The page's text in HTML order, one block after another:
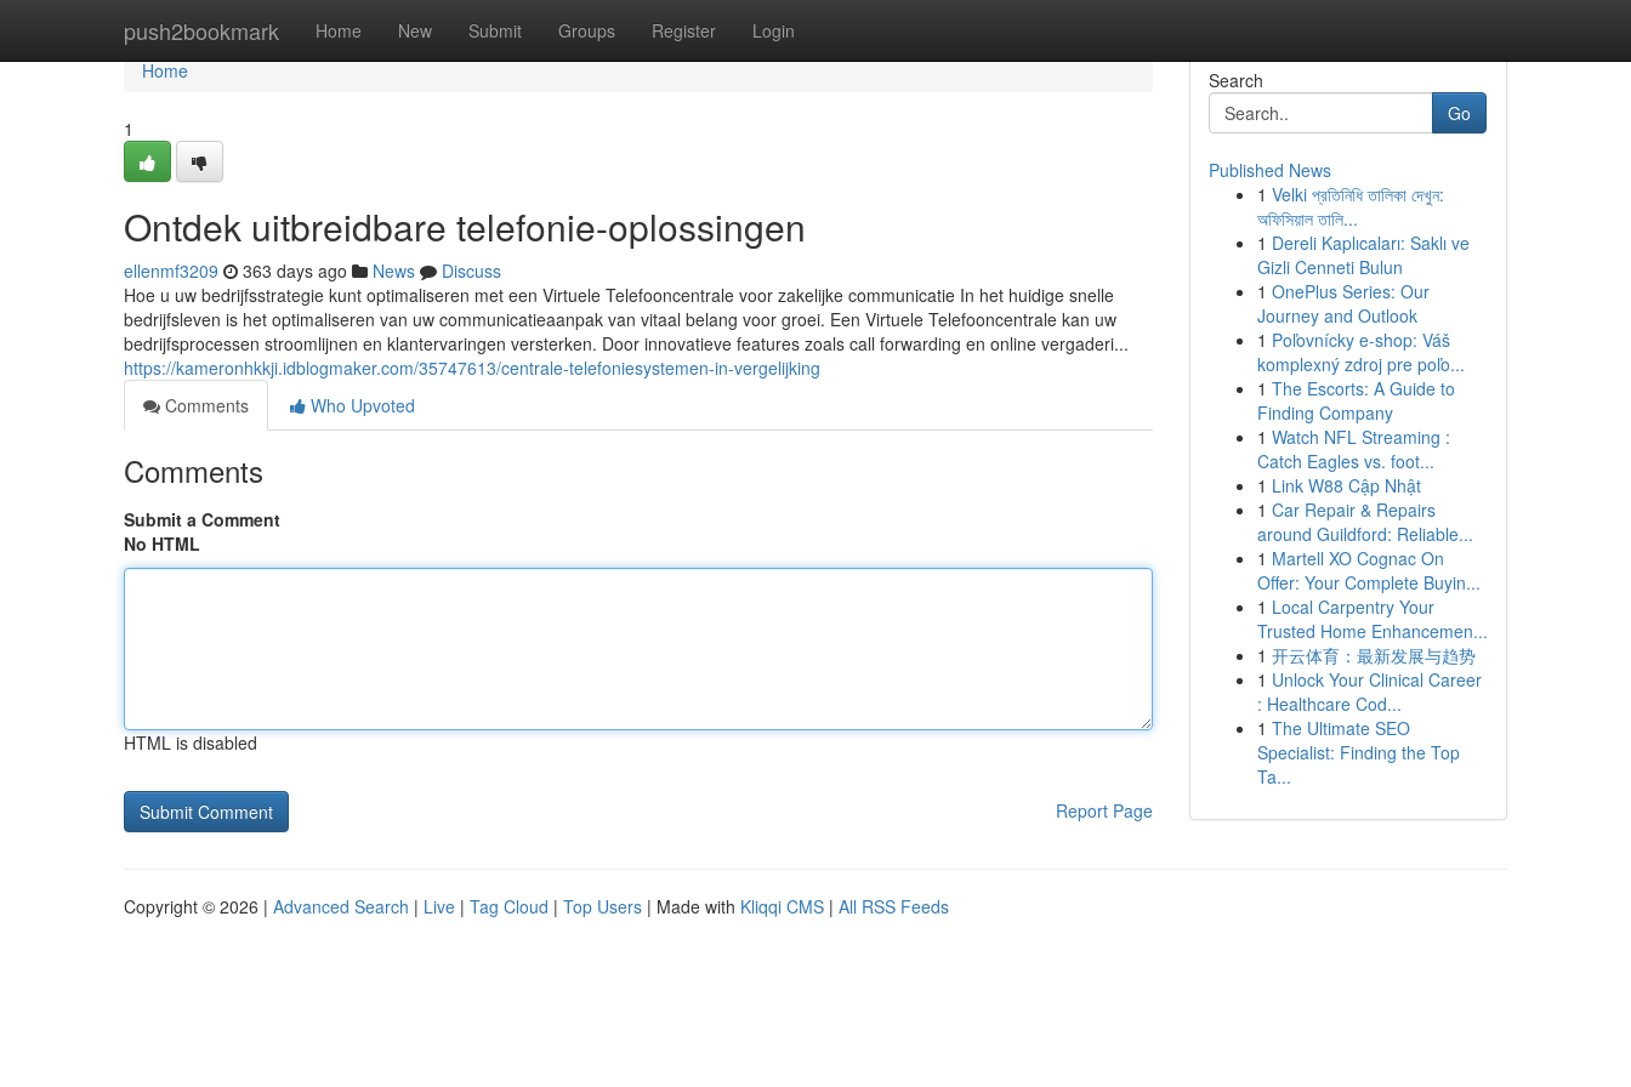
push2bookmark Home New Submit Groups Register Login
Home
Home
1
Ontdek uitbreidbare telefonie-oplossingen
ellenmf3209 363 days ago News
Discuss
Hoe u uw bedrijfsstrategie kunt optimaliseren met een Virtuele Telefooncentrale voor zakelijke communicatie In het huidige snelle
bedrijfsleven is het optimaliseren van uw communicatieaanpak van vitaal belang voor groei. Een Virtuele Telefooncentrale kan uw
bedrijfsprocessen stroomlijnen en klantervaringen versterken. Door innovatieve features zoals call forwarding en online vergaderi...
https://kameronhkkji.idblogmaker.com/35747613/centrale-telefoniesystemen-in-vergelijking
Comments
Who Upvoted
Comments
Submit a Comment
No HTML
HTML is disabled
Report Page
Search
Go
Published News
1 Velki প্রতিনিধি তালিকা দেখুন:
অফিসিয়াল তালি...
1 Dereli Kaplıcaları: Saklı ve
Gizli Cenneti Bulun
1 OnePlus Series: Our
Journey and Outlook
1 Poľovnícky e-shop: Váš
komplexný zdroj pre poľo...
1 The Escorts: A Guide to
Finding Company
1 Watch NFL Streaming :
Catch Eagles vs. foot...
1 Link W88 Cập Nhật
1 Car Repair & Repairs
around Guildford: Reliable...
1 Martell XO Cognac On
Offer: Your Complete Buyin...
1 Local Carpentry Your
Trusted Home Enhancemen...
1 开云体育：最新发展与趋势
1 Unlock Your Clinical Career
: Healthcare Cod...
1 The Ultimate SEO
Specialist: Finding the Top
Ta...
Copyright © 2026 | Advanced Search | Live | Tag Cloud | Top Users | Made with Kliqqi CMS | All RSS Feeds